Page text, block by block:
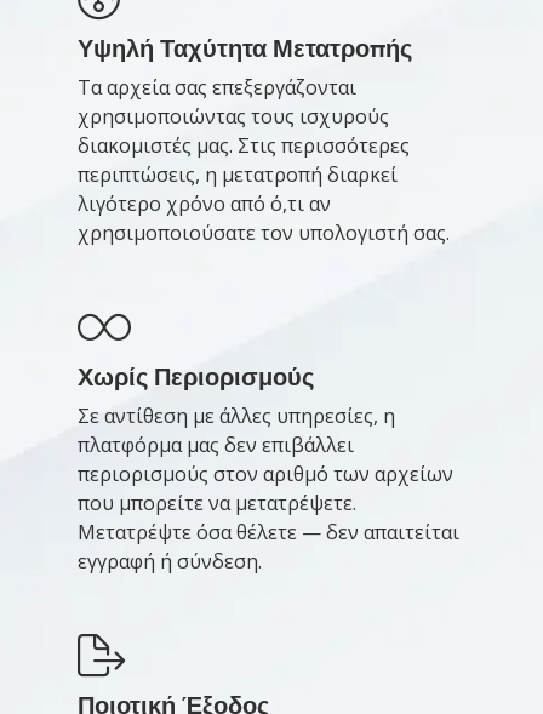
Υψηλή Ταχύτητα Μετατροπής
Τα αρχεία σας επεξεργάζονται
χρησιμοποιώντας τους ισχυρούς
διακομιστές μας. Στις περισσότερες
περιπτώσεις, η μετατροπή διαρκεί
λιγότερο χρόνο από ό,τι αν
χρησιμοποιούσατε τον υπολογιστή σας.
Χωρίς Περιορισμούς
Σε αντίθεση με άλλες υπηρεσίες, η
πλατφόρμα μας δεν επιβάλλει
περιορισμούς στον αριθμό των αρχείων
που μπορείτε να μετατρέψετε.
Μετατρέψτε όσα θέλετε — δεν απαιτείται
εγγραφή ή σύνδεση.
Ποιοτική Έξοδος